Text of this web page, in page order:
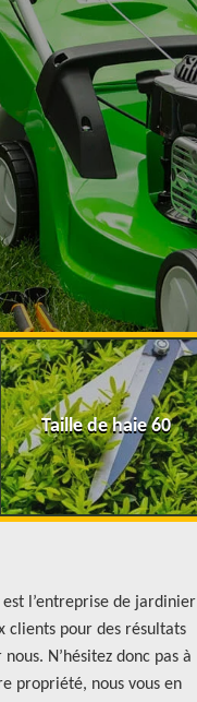
Taille de haie 60
l’entreprise de jardinier
clients pour des résultats
N’hésitez donc pas à
propriété, nous vous en